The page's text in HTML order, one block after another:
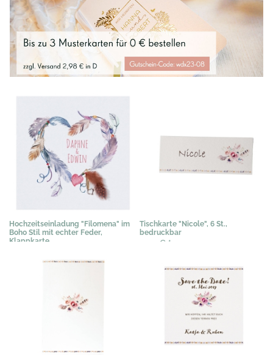
Hochzeitseinladung "Filomena" im
Boho Stil mit echter Feder,
Klappkarte
Tischkarte "Nicole", 6 St.,
bedruckbar
3,03 € *